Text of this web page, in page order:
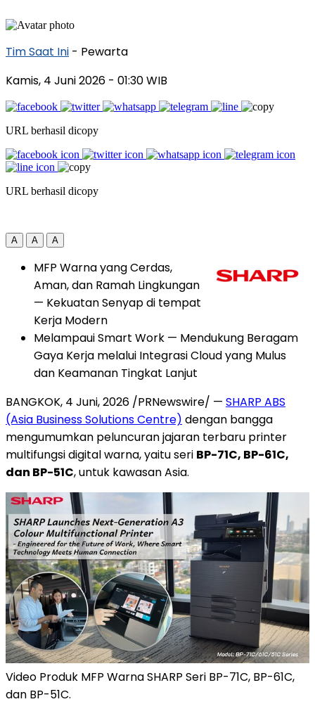
Tim Saat Ini - Pewarta
Kamis, 4 Juni 2026 - 01:30 WIB
URL berhasil dicopy
URL berhasil dicopy
A A A
MFP Warna yang Cerdas,
Aman, dan Ramah Lingkungan
— Kekuatan Senyap di tempat
Kerja Modern
Melampaui Smart Work — Mendukung Beragam
Gaya Kerja melalui Integrasi Cloud yang Mulus
dan Keamanan Tingkat Lanjut
BANGKOK, 4 Juni, 2026 /PRNewswire/ — SHARP ABS
(Asia Business Solutions Centre) dengan bangga
mengumumkan peluncuran jajaran terbaru printer
multifungsi digital warna, yaitu seri BP-71C, BP-61C,
dan BP-51C, untuk kawasan Asia.
Video Produk MFP Warna SHARP Seri BP-71C, BP-61C,
dan BP-51C.